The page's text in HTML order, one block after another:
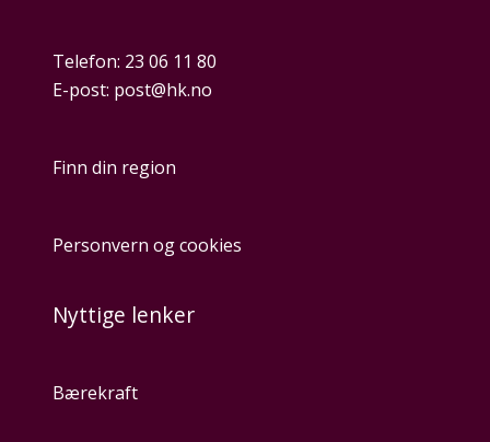
Telefon: 23 06 11 80
E-post: post@hk.no
Finn din region
Personvern og cookies
Nyttige lenker
Bærekraft